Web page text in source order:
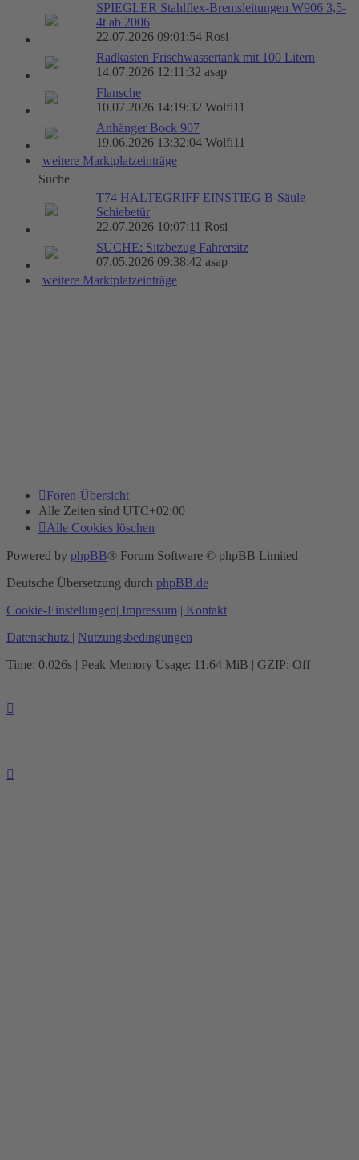
SPIEGLER Stahlflex-Bremsleitungen W906 3,5-
4t ab 2006
22.07.2026 09:01:54 Rosi
Radkasten Frischwassertank mit 100 Litern
14.07.2026 12:11:32 asap
Flansche
10.07.2026 14:19:32 Wolfi11
Anhänger Bock 907
19.06.2026 13:32:04 Wolfi11
weitere Marktplatzeinträge
Suche
T74 HALTEGRIFF EINSTIEG B-Säule
Schiebetür
22.07.2026 10:07:11 Rosi
SUCHE: Sitzbezug Fahrersitz
07.05.2026 09:38:42 asap
weitere Marktplatzeinträge
Foren-Übersicht
Alle Zeiten sind UTC+02:00
Alle Cookies löschen
Powered by phpBB® Forum Software © phpBB Limited
Deutsche Übersetzung durch phpBB.de
Cookie-Einstellungen| Impressum | Kontakt
Datenschutz | Nutzungsbedingungen
Time: 0.026s | Peak Memory Usage: 11.64 MiB | GZIP: Off